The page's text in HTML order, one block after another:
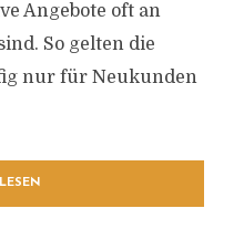
Angebote oft an
So gelten die
nur für Neukunden